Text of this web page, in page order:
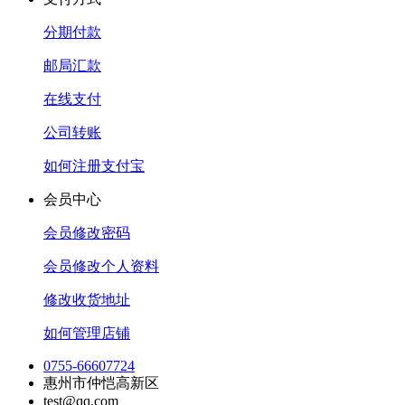
分期付款
邮局汇款
在线支付
公司转账
如何注册支付宝
会员中心
会员修改密码
会员修改个人资料
修改收货地址
如何管理店铺
0755-66607724
惠州市仲恺高新区
test@qq.com